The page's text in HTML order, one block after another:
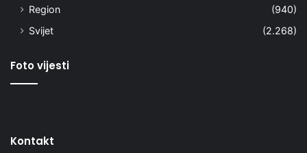
Region
(940)
Svijet
(2.268)
Foto vijesti
Kontakt